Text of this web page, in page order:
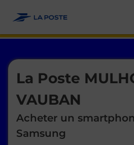
La Poste
VAUBAN
Acheter un
Samsung
Le lien s'ouvre dans un nouvel